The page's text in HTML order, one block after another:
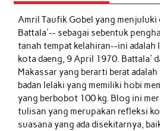
Amril Taufik Gobelyang menjuluki
Battala'-- sebagai sebentuk
tanah tempat kelahiran--ini adalah
kota daeng, 9 April 1970. Battala'
Makassar yang berarti berat
badan lelaki yang memiliki hobi
yang berbobot 100 kg. Blog ini
tulisan yang merupakan refleksi
suasana yang ada disekitarnya,